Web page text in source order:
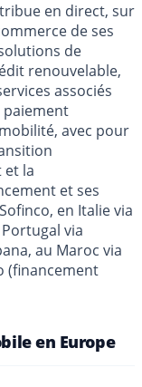
en direct, sur
de ses
de
renouvelable,
associés
paiement
avec pour
et la
et ses
en Italie via
via
au Maroc via
(financement
en Europe